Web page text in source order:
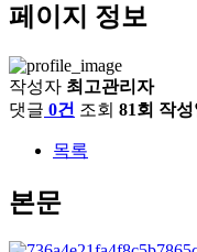
페이지 정보
작성자 최고관리자
댓글 0건 조회 81회 작성
목록
본문